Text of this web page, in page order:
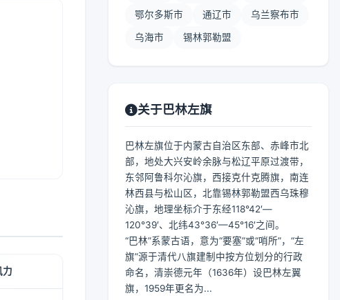
力
鄂尔多斯市 通辽市 乌兰察布市
乌海市 锡林郭勒盟
关于巴林左旗
巴林左旗位于内蒙古自治区东部、赤峰市北
部，地处大兴安岭余脉与松辽平原过渡带，
东邻阿鲁科尔沁旗，西接克什克腾旗，南连
林西县与松山区，北靠锡林郭勒盟西乌珠穆
沁旗，地理坐标介于东经118°42′—
120°39′、北纬43°36′—45°16′之间。
“巴林”系蒙古语，意为“要塞”或“哨所”，“左
旗”源于清代八旗建制中按方位划分的行政
命名，清崇德元年（1636年）设巴林左翼
旗，1959年更名为...